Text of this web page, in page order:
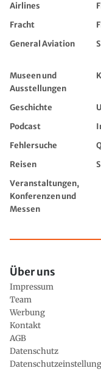
Airlines
Fracht
General Aviation
Museen und
Ausstellungen
Geschichte
Podcast
Fehlersuche
Reisen
Veranstaltungen,
Konferenzen und
Messen
Über uns
Impressum
Team
Werbung
Kontakt
AGB
Datenschutz